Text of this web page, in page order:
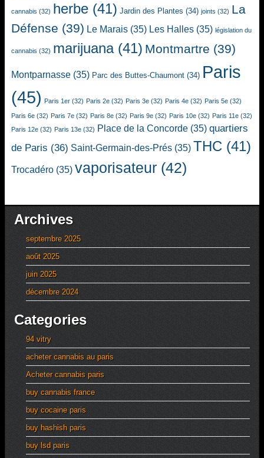
cannabis (32) herbe (41) Jardin des Plantes (34) joints (32) La
Défense (39) Le Marais (35) Les Halles (35) législation du
cannabis (32) marijuana(41) Montmartre (39)
Montparnasse (35) Parc des Buttes-Chaumont (34) Paris
(45) Paris 1er (32) Paris 2e (32) Paris 3e (32) Paris 4e (32) Paris 5e (32)
Paris 6e (32) Paris 7e (32) Paris 8e (32) Paris 9e (32) Paris 10e (32) Paris 11e (32)
Paris 12e (32) Paris 13e (32) Place de la Concorde (35) quartiers
de Paris (36) Saint-Germain-des-Prés (35) THC (41)
Trocadéro (35) vaporisateur (42)
Archives
septembre 2025
août 2025
juin 2025
décembre 2024
Categories
94 vitry
acheter cannabis au paris
Acheter cannabis paris
buy cannabis france
buy cocaine paris
buy hashish paris
buy lsd paris